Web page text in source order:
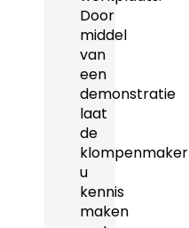
Door
middel
van
een
demonstratie
laat
de
klompenmaker
u
kennis
maken